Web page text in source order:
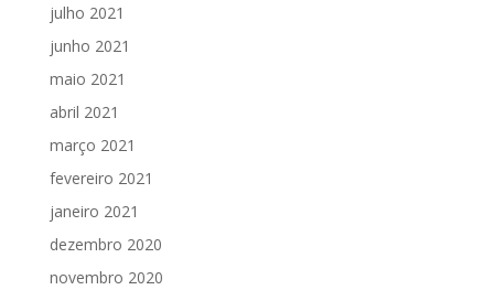
julho 2021
junho 2021
maio 2021
abril 2021
março 2021
fevereiro 2021
janeiro 2021
dezembro 2020
novembro 2020